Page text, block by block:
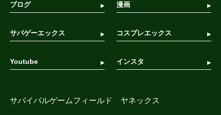
サバイバルゲームフィールド ヤネックス
ブログ 漫画
サバゲーエックス コスプレエックス
Youtube インスタ